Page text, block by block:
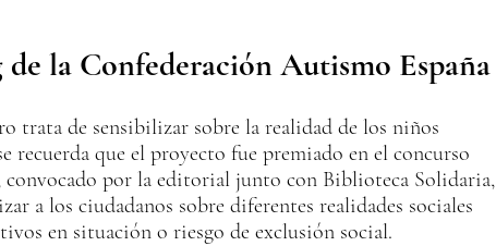
de la Confederación Autismo España
trata de sensibilizar sobre la realidad de los niños
recuerda que el proyecto fue premiado en el concurso
convocado por la editorial junto con Biblioteca Solidaria,
a los ciudadanos sobre diferentes realidades sociales
en situación o riesgo de exclusión social.